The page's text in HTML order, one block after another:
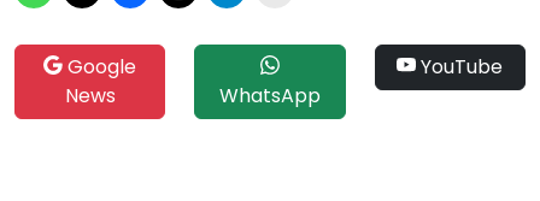
Google
News
WhatsApp
YouTube